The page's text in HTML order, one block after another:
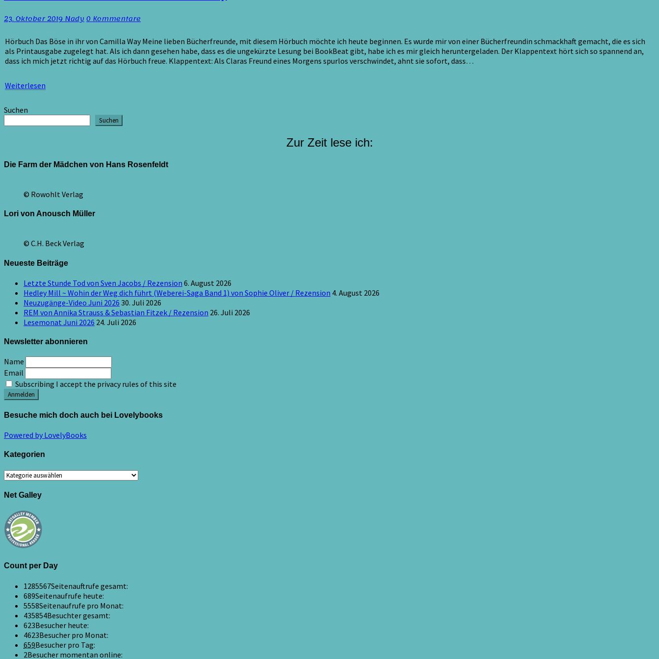
/
Böse
ihr
von
Camilla
23. Oktober 2019NadyKommentare
0 Kommentare
Hörbuch Das Böse in ihr von Camilla Way Meine lieben Bücherfreunde, mit diesem Hörbuch möchte ich heute beginnen. Es wurde mir von einer Bücherfreundin schmackhaft gemacht, die es sich
als Printausgabe zugelegt hat. Als ich dann gesehen habe, dass es die ungekürzte Lesung bei BookBeat gibt, habe ich es mir gleich heruntergeladen. Der Klappentext hört sich so spannend an,
dass ich mich jetzt richtig auf das Hörbuch freue. Klappentext: Als Claras Freund eines Morgens spurlos verschwindet, ahnt sie sofort, dass…
Weiterlesen
Suchen
Suchen
Zur Zeit lese ich:
Die Farm der Mädchen von Hans Rosenfeldt
© Rowohlt Verlag
Lori von Anousch Müller
© C.H. Beck Verlag
Neueste Beiträge
Letzte Stunde Tod von Sven Jacobs / Rezension 6. August 2026
Hedley Mill ~ Wohin der Weg dich führt (Weberei-Saga Band 1) von Sophie Oliver / Rezension 4. August 2026
Neuzugänge-Video Juni 2026 30. Juli 2026
REM von Annika Strauss & Sebastian Fitzek / Rezension 26. Juli 2026
Lesemonat Juni 2026 24. Juli 2026
Newsletter abonnieren
Name
Email
Subscribing I accept the privacy rules of this site
Besuche mich doch auch bei Lovelybooks
Powered by LovelyBooks
Kategorien
Kategorien
Net Galley
Count per Day
1285567Seitenauftrufe gesamt:
689Seitenaufrufe heute:
5558Seitenaufrufe pro Monat:
435854Besuchter gesamt:
623Besucher heute:
4623Besucher pro Monat:
659Besucher pro Tag:
2Besucher momentan online: